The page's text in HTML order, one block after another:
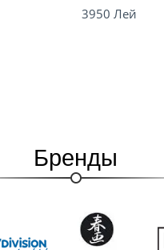
3950 Лей
Бренды